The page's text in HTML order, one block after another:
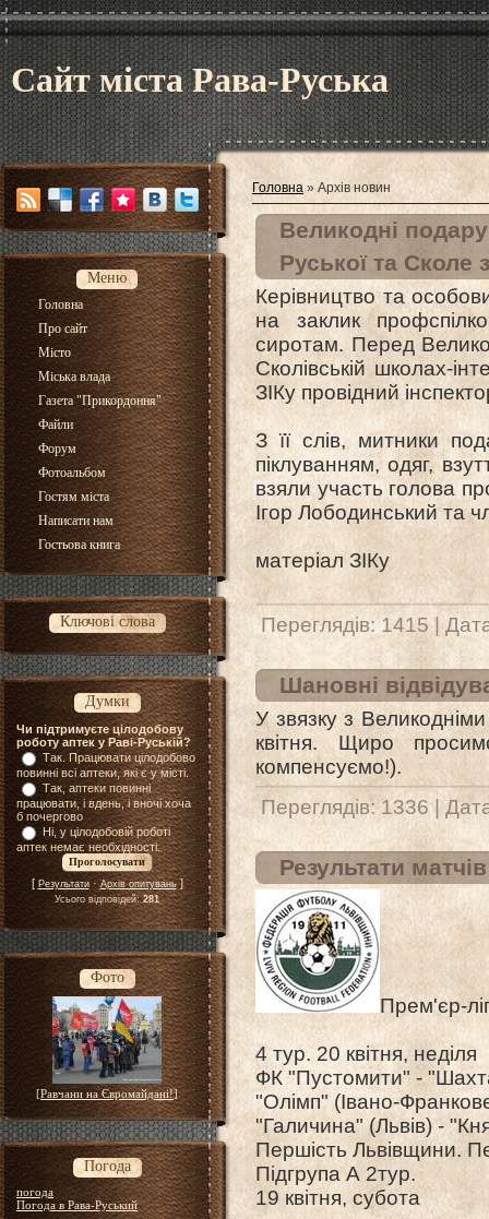
Сайт міста Рава-Руська
Меню
Головна
Про сайт
Місто
Міська влада
Газета "Прикордоння"
Файли
Форум
Фотоальбом
Гостям міста
Написати нам
Гостьова книга
Ключові слова
Думки
Чи підтримуєте цілодобову
роботу аптек у Раві-Руській?
Так. Працювати цілодобово
повинні всі аптеки, які є у місті.
Так, аптеки повинні
працювати, і вдень, і вночі хоча
б почергово
Ні, у цілодобовій роботі
аптек немає необхідності.
[ Результати·Архів опитувань]
Усього відповідей:281
Фото
[Равчани на Євромайдані!]
Погода
погода
Погода в Рава-Руський
Головна » Архів новин
Великодні
Руської та Сколе
Керівництво та
на заклик
сиротам. Перед
Сколівській школах-
ЗІКу провідний
З її слів, митники
піклуванням, одяг,
взяли участь голова
Ігор Лободинський та
матеріал ЗІКу
Переглядів: 1415 |
Шановні
У звязку з
квітня. Щиро
компенсуємо!).
Переглядів: 1336 |
Результати
Прем'єр-
4 тур. 20 квітня, неділя
ФК "Пустомити" -
"Олімп" (Івано-
"Галичина" (Львів) -
Першість Львівщини.
Підгрупа А 2тур.
19 квітня, субота